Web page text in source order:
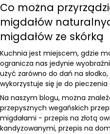
Co można
migdałów
migdałów ze skórką
Kuchnia jest miejscem, gdzie
ogranicza nas jedynie
użyć zarówno do dań na słodko,
wykorzystuje się je do
Na naszym blogu, można
przepysznych wegańskich
migdałami - przepis na złotą
kandyzowanymi, przepis na